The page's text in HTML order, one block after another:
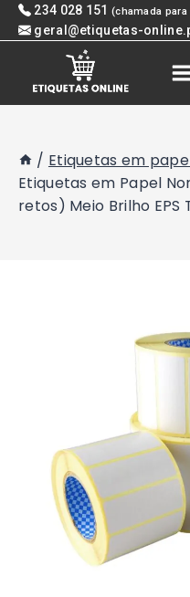
Skip 234 028 151 (chamada
geral@etiquetas-
/ Etiquetas em
Etiquetas em Papel
retos) Meio Brilho EPS